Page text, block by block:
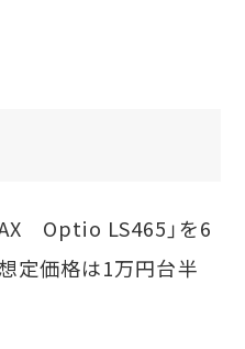
Optio LS465」を6
定価格は1万円台半